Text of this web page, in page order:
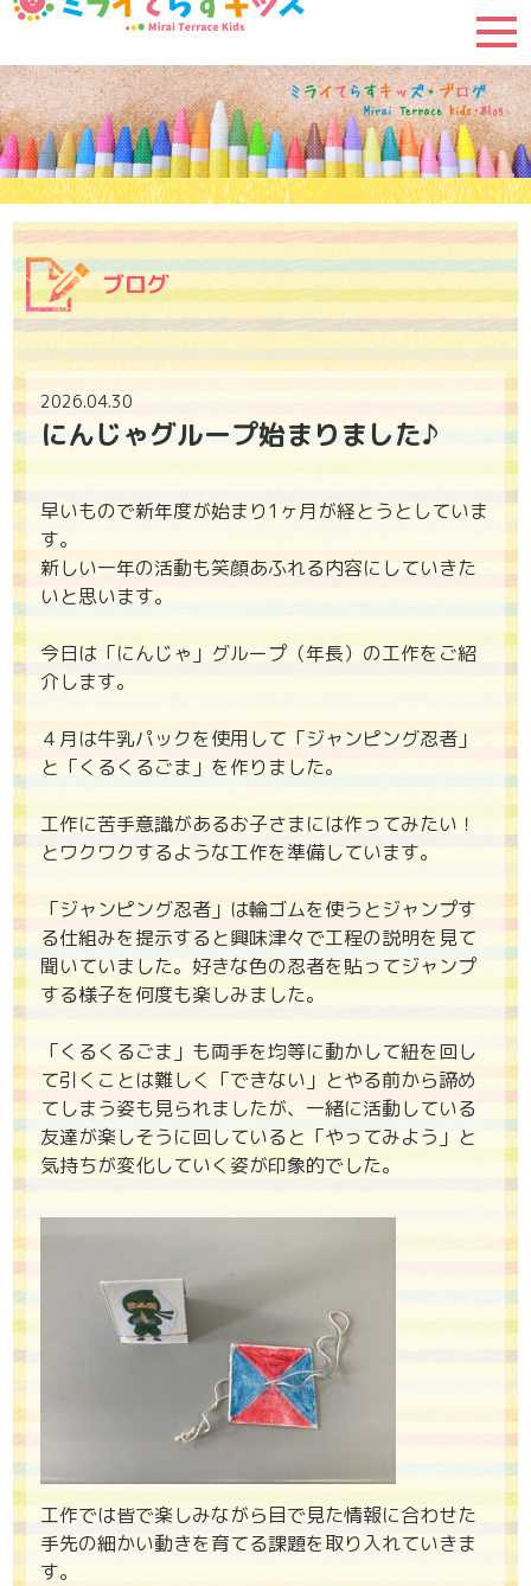
ブログ
2026.04.30
にんじゃグループ始まりました♪
早いもので新年度が始まり1ヶ月が経とうとしていま
す。
新しい一年の活動も笑顔あふれる内容にしていきた
いと思います。
今日は「にんじゃ」グループ（年長）の工作をご紹
介します。
４月は牛乳パックを使用して「ジャンピング忍者」
と「くるくるごま」を作りました。
工作に苦手意識があるお子さまには作ってみたい！
とワクワクするような工作を準備しています。
「ジャンピング忍者」は輪ゴムを使うとジャンプす
る仕組みを提示すると興味津々で工程の説明を見て
聞いていました。好きな色の忍者を貼ってジャンプ
する様子を何度も楽しみました。
「くるくるごま」も両手を均等に動かして紐を回し
て引くことは難しく「できない」とやる前から諦め
てしまう姿も見られましたが、一緒に活動している
友達が楽しそうに回していると「やってみよう」と
気持ちが変化していく姿が印象的でした。
工作では皆で楽しみながら目で見た情報に合わせた
手先の細かい動きを育てる課題を取り入れていきま
す。